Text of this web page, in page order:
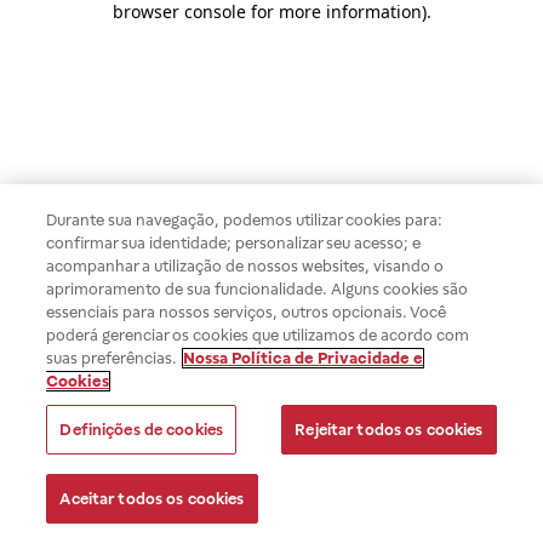
browser console for more information).
Durante sua navegação, podemos utilizar cookies para:
confirmar sua identidade; personalizar seu acesso; e
acompanhar a utilização de nossos websites, visando o
aprimoramento de sua funcionalidade. Alguns cookies são
essenciais para nossos serviços, outros opcionais. Você
poderá gerenciar os cookies que utilizamos de acordo com
suas preferências. Nossa Política de Privacidade e
Cookies
Definições de cookies Rejeitar todos os cookies
Aceitar todos os cookies